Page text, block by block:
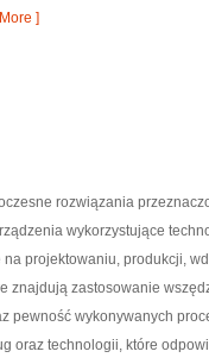
]
rozwiązania
wykorzystujące
na projektowaniu, produkcji,
znajdują zastosowanie
pewność wykonywanych
oraz technologii, które